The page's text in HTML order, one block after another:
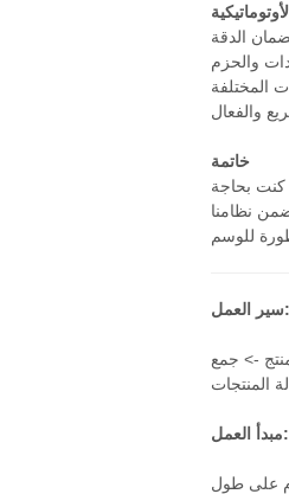
خاتمة
كنت بحاجة
نظامنا
سير العمل:
-> جمع
مبدأ العمل:
على طول